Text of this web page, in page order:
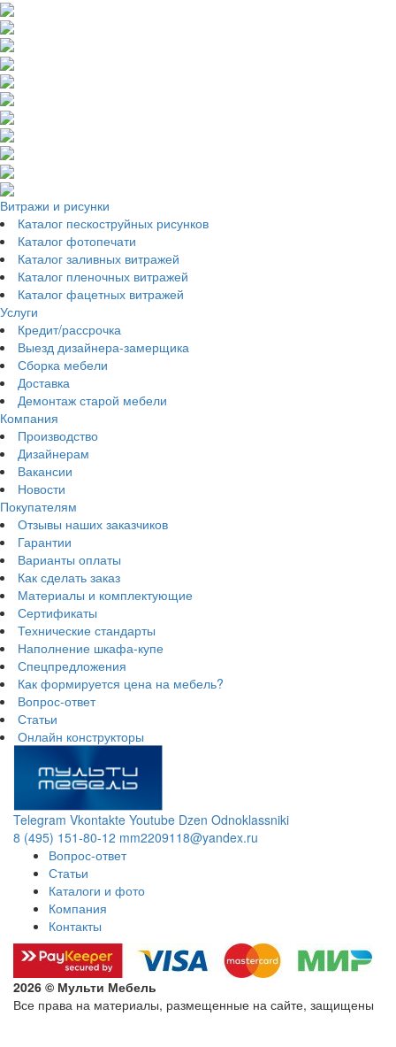
Витражи и рисунки
Каталог пескоструйных рисунков
Каталог фотопечати
Каталог заливных витражей
Каталог пленочных витражей
Каталог фацетных витражей
Услуги
Кредит/рассрочка
Выезд дизайнера-замерщика
Сборка мебели
Доставка
Демонтаж старой мебели
Компания
Производство
Дизайнерам
Вакансии
Новости
Покупателям
Отзывы наших заказчиков
Гарантии
Варианты оплаты
Как сделать заказ
Материалы и комплектующие
Сертификаты
Технические стандарты
Наполнение шкафа-купе
Спецпредложения
Как формируется цена на мебель?
Вопрос-ответ
Статьи
Онлайн конструкторы
Telegram Vkontakte Youtube Dzen Odnoklassniki
8 (495) 151-80-12 mm2209118@yandex.ru
Вопрос-ответ
Статьи
Каталоги и фото
Компания
Контакты
2026 © Мульти Мебель
Все права на материалы, размещенные на сайте, защищены